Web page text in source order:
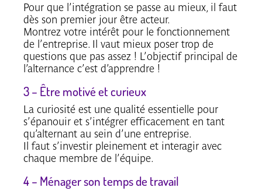
Pour que l’intégration se passe au mieux, il faut
dès son premier jour être acteur.
Montrez votre intérêt pour le fonctionnement
de l’entreprise. Il vaut mieux poser trop de
questions que pas assez ! L’objectif principal de
l’alternance c’est d’apprendre !
3 – Être motivé et curieux
La curiosité est une qualité essentielle pour
s’épanouir et s’intégrer efficacement en tant
qu’alternant au sein d’une entreprise.
Il faut s’investir pleinement et interagir avec
chaque membre de l’équipe.
4 – Ménager son temps de travail